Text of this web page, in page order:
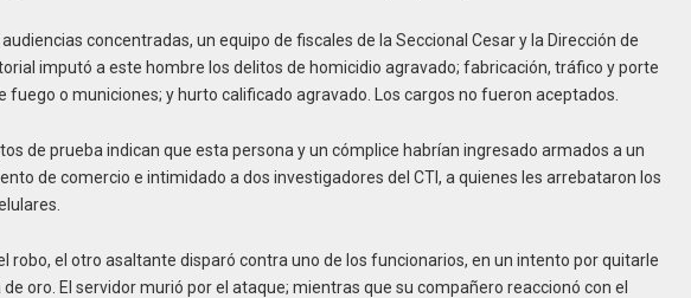
concentradas, un equipo de fiscales de la Seccional Cesar y la Dirección de
imputó a este hombre los delitos de homicidio agravado; fabricación, tráfico y porte
fuego o municiones; y hurto calificado agravado. Los cargos no fueron aceptados.
de prueba indican que esta persona y un cómplice habrían ingresado armados a un
de comercio e intimidado a dos investigadores del CTI, a quienes les arrebataron los
robo, el otro asaltante disparó contra uno de los funcionarios, en un intento por quitarle
oro. El servidor murió por el ataque; mientras que su compañero reaccionó con el